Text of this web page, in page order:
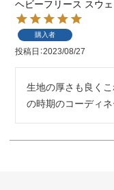
ヘビーフリース スウ
購入者
投稿日 2023/08/27
生地の厚さも良く
の時期のコーディ